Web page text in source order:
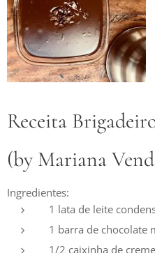
Receita
(by Mariana
Ingredientes:
1 lata de leite
1 barra de chocolate
1/2 caixinha de